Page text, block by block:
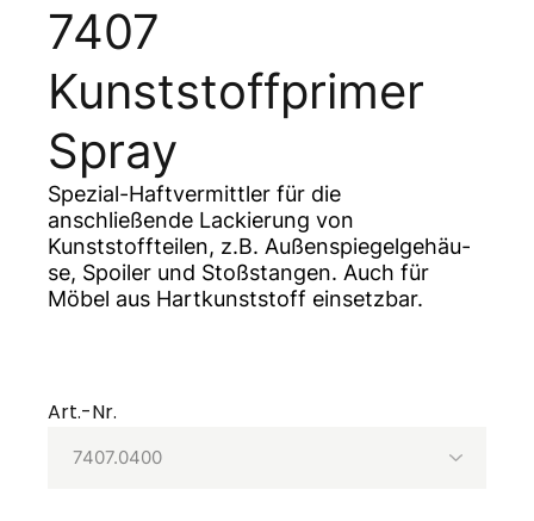
7407
Kunststoffprimer
Spray
Spezial-Haftvermittler für die
anschließende Lackierung von
Kunststoffteilen, z.B. Außenspiegelgehäu-
se, Spoiler und Stoßstangen. Auch für
Möbel aus Hartkunststoff einsetzbar.
Art.-Nr.